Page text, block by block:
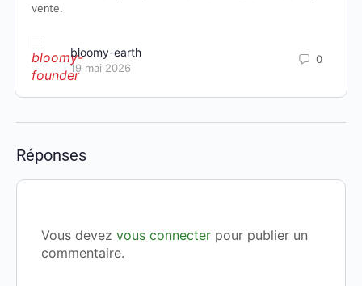
vente.
bloomy-earth
19 mai 2026
0
Réponses
Vous devez vous connecter pour publier un
commentaire.